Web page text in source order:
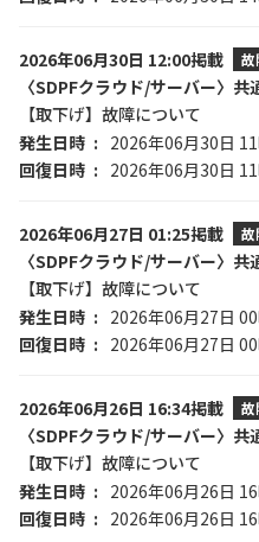
2026年06月30日 12:00掲載 故
〈SDPFクラウド/サーバー〉
【取下げ】故障について
発生日時
2026年06月30日
回復日時
2026年06月30日
2026年06月27日 01:25掲載 故
〈SDPFクラウド/サーバー〉
【取下げ】故障について
発生日時
2026年06月27日
回復日時
2026年06月27日
2026年06月26日 16:34掲載 故
〈SDPFクラウド/サーバー〉
【取下げ】故障について
発生日時
2026年06月26日
回復日時
2026年06月26日